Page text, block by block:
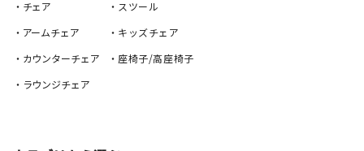
・チェア
・アームチェア
・カウンターチェア
・ラウンジチェア
・スツール
・キッズチェア
・座椅子/高座椅子